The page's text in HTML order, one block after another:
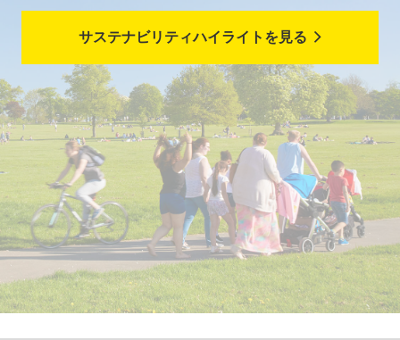
サステナビリティハイライトを見る